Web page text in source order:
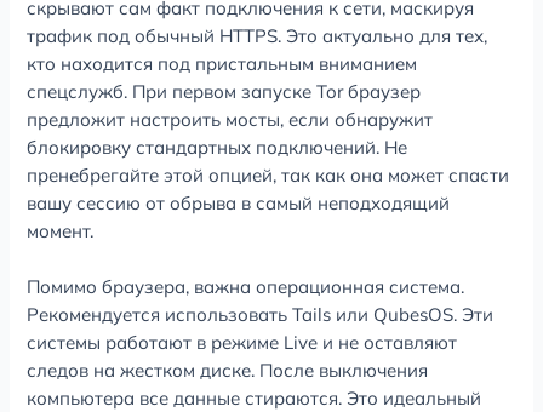
скрывают сам факт подключения к сети, маскируя
трафик под обычный HTTPS. Это актуально для тех,
кто находится под пристальным вниманием
спецслужб. При первом запуске Tor браузер
предложит настроить мосты, если обнаружит
блокировку стандартных подключений. Не
пренебрегайте этой опцией, так как она может спасти
вашу сессию от обрыва в самый неподходящий
момент.
Помимо браузера, важна операционная система.
Рекомендуется использовать Tails или QubesOS. Эти
системы работают в режиме Live и не оставляют
следов на жестком диске. После выключения
компьютера все данные стираются. Это идеальный